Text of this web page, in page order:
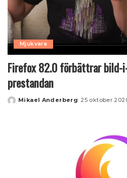
Mjukvara
Firefox 82.0 förbättrar bild-
prestandan
Posted
Mikael Anderberg 25 oktober